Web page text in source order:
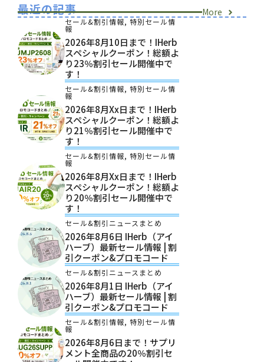
最近の記事 More
セール&割引情報, 特別セール情
報
2026年8月10日まで！iHerb
スペシャルクーポン！総額よ
り23％割引セール開催中で
す！
セール&割引情報, 特別セール情
報
2026年8月xx日まで！iHerb
スペシャルクーポン！総額よ
り21％割引セール開催中で
す！
セール&割引情報, 特別セール情
報
2026年8月xx日まで！iHerb
スペシャルクーポン！総額よ
り20％割引セール開催中で
す！
セール&割引ニュースまとめ
2026年8月6日 IHerb（アイ
ハーブ）最新セール情報 | 割
引クーポン&プロモコード
セール&割引ニュースまとめ
2026年8月1日 IHerb（アイ
ハーブ）最新セール情報 | 割
引クーポン&プロモコード
セール&割引情報, 特別セール情
報
2026年8月6日まで！サプリ
メント全商品の20％割引セ